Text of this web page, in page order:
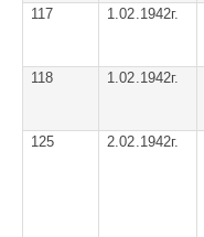
117
1.02.1942г.
118
1.02.1942г.
125
2.02.1942г.